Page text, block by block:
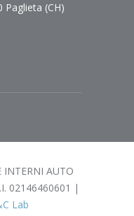
Paglieta (CH)
AUTO
02146460601 |
Lab